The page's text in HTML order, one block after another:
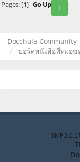
+
Pages: [1] Go Up
Docchula Community
บอร์ดหนังสือพี่หมอข
SMF 2.0.17